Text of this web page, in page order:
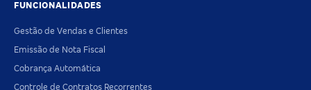
FUNCIONALIDADES
Gestão de Vendas e Clientes
Emissão de Nota Fiscal
Cobrança Automática
Controle de Contratos Recorrentes